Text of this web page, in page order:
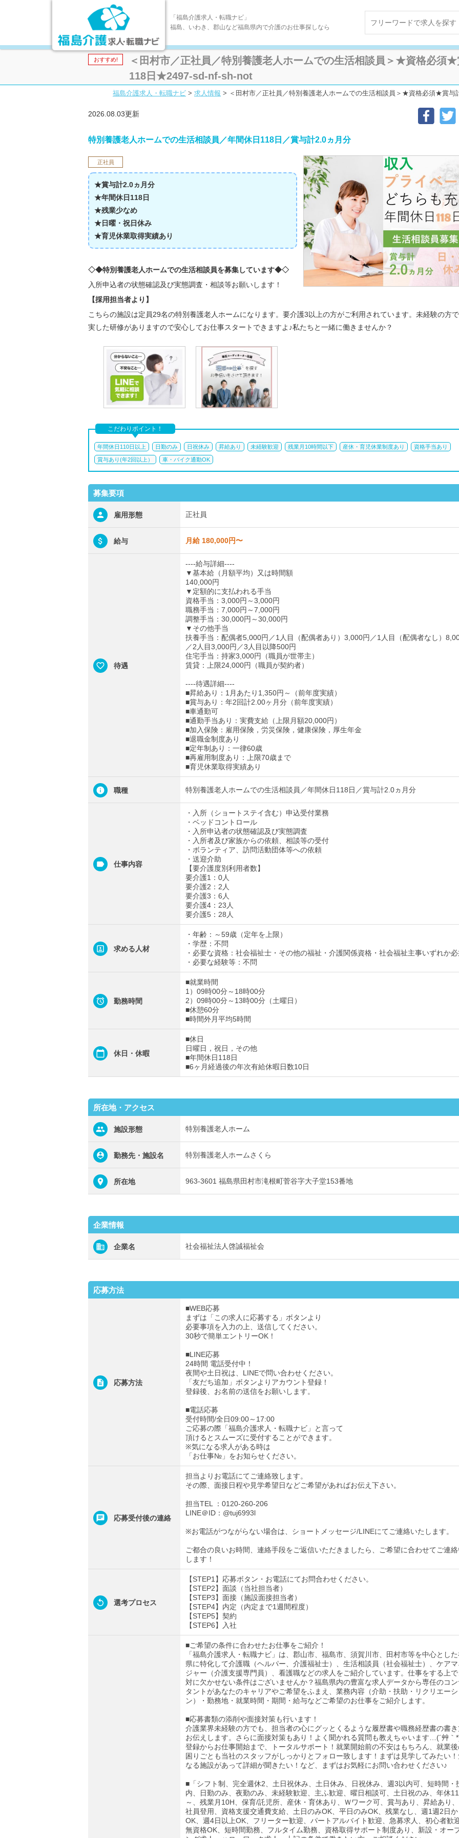
「福島介護求人・転職ナビ」
福島、いわき、郡山など福島県内で介護のお仕事探しなら
おすすめ!
＜田村市／正社員／特別養護老人ホームでの生活相談員＞★資格必須
118日★2497-sd-nf-sh-not
福島介護求人・転職ナビ > 求人情報 > ＜田村市／正社員／特別養護老人ホームでの生活相談員＞★資格必須★賞
2026.08.03更新
特別養護老人ホームでの生活相談員／年間休日118日／賞与計2.0ヵ月分
正社員
★賞与計2.0ヵ月分
★年間休日118日
★残業少なめ
★日曜・祝日休み
★育児休業取得実績あり
◇◆特別養護老人ホームでの生活相談員を募集しています◆◇
入所申込者の状態確認及び実態調査・相談等お願いします！
【採用担当者より】
こちらの施設は定員29名の特別養護老人ホームになります。要介護3以上の方がご利用されています。未経験の方
実した研修がありますので安心してお仕事スタートできますよ♪私たちと一緒に働きませんか？
こだわりポイント！
年間休日110日以上 日勤のみ 日祝休み 昇給あり 未経験歓迎 残業月10時間以下 産休・育児休業制度あり 資格手当あり
賞与あり(年2回以上） 車・バイク通勤OK
募集要項
雇用形態 正社員
給与 月給 180,000円〜
待遇
----給与詳細----
▼基本給（月額平均）又は時間額
140,000円
▼定額的に支払われる手当
資格手当：3,000円～3,000円
職務手当：7,000円～7,000円
調整手当：30,000円～30,000円
▼その他手当
扶養手当：配偶者5,000円／1人目（配偶者あり）3,000円／1人目（配偶者なし）
／2人目3,000円／3人目以降500円
住宅手当：持家3,000円（職員が世帯主）
賃貸：上限24,000円（職員が契約者）
----待遇詳細----
■昇給あり：1月あたり1,350円～（前年度実績）
■賞与あり：年2回計2.00ヶ月分（前年度実績）
■車通勤可
■通勤手当あり：実費支給（上限月額20,000円）
■加入保険：雇用保険，労災保険，健康保険，厚生年金
■退職金制度あり
■定年制あり：一律60歳
■再雇用制度あり：上限70歳まで
■育児休業取得実績あり
職種 特別養護老人ホームでの生活相談員／年間休日118日／賞与計2.0ヵ月分
仕事内容
・入所（ショートステイ含む）申込受付業務
・ベッドコントロール
・入所申込者の状態確認及び実態調査
・入所者及び家族からの依頼、相談等の受付
・ボランティア、訪問活動団体等への依頼
・送迎介助
【要介護度別利用者数】
要介護1：0人
要介護2：2人
要介護3：6人
要介護4：23人
要介護5：28人
求める人材
・年齢：～59歳（定年を上限）
・学歴：不問
・必要な資格：社会福祉士・その他の福祉・介護関係資格・社会福祉主事いずれか
・必要な経験等：不問
勤務時間
■就業時間
1）09時00分～18時00分
2）09時00分～13時00分（土曜日）
■休憩60分
■時間外月平均5時間
休日・休暇
■休日
日曜日，祝日，その他
■年間休日118日
■6ヶ月経過後の年次有給休暇日数10日
所在地・アクセス
施設形態 特別養護老人ホーム
勤務先・施設名 特別養護老人ホームさくら
所在地 963-3601 福島県田村市滝根町菅谷字大子堂153番地
企業情報
企業名 社会福祉法人啓誠福祉会
応募方法
応募方法
■WEB応募
まずは「この求人に応募する」ボタンより
必要事項を入力の上、送信してください。
30秒で簡単エントリーOK！
■LINE応募
24時間 電話受付中！
夜間や土日祝は、LINEで問い合わせください。
「友だち追加」ボタンよりアカウント登録！
登録後、お名前の送信をお願いします。
■電話応募
受付時間/全日09:00～17:00
ご応募の際「福島介護求人・転職ナビ」と言って
頂けるとスムーズに受付することができます。
※気になる求人がある時は
「お仕事№」をお知らせください。
応募受付後の連絡
担当よりお電話にてご連絡致します。
その際、面接日程や見学希望日などご希望があればお伝え下さい。
担当TEL ：0120-260-206
LINE＠ID：@tuj6993l
※お電話がつながらない場合は、ショートメッセージ/LINEにてご連絡いたします。
ご都合の良いお時間、連絡手段をご返信いただきましたら、ご希望に合わせてご連
します！
選考プロセス
【STEP1】応募ボタン・お電話にてお問合わせください。
【STEP2】面談（当社担当者）
【STEP3】面接（施設面接担当者）
【STEP4】内定（内定まで1週間程度）
【STEP5】契約
【STEP6】入社
■ご希望の条件に合わせたお仕事をご紹介！
「福島介護求人・転職ナビ」は、郡山市、福島市、須賀川市、田村市等を中心とし
県に特化して介護職（ヘルパー、介護福祉士）、生活相談員（社会福祉士）、ケア
ジャー（介護支援専門員）、看護職などの求人をご紹介しています。仕事をする上
対に欠かせない条件はございませんか？福島県内の豊富な求人データから専任のコ
タントがあなたのキャリアやご希望をふまえ、業務内容（介助・扶助・リクリエー
ン）・勤務地・就業時間・期間・給与などご希望のお仕事をご紹介します。
■応募書類の添削や面接対策も行います！
介護業界未経験の方でも、担当者の心にグッとくるような履歴書や職務経歴書の書
お伝えします。さらに面接対策もあり！よく聞かれる質問も教えちゃいます…(´艸｀
登録からお仕事開始まで、トータルサポート！就業開始前の不安はもちろん、就業
困りごとも当社のスタッフがしっかりとフォロー致します！まずは見学してみたい
なる施設があって詳細が聞きたい！など、まずはお気軽にお問い合わせください♪
■「シフト制、完全週休2、土日祝休み、土日休み、日祝休み、週3以内可、短時間・
内、日勤のみ、夜勤のみ、未経験歓迎、主ふ歓迎、曜日相談可、土日祝のみ、年休
～、残業月10H、保育/託児所、産休・育休あり、Ｗワーク可、賞与あり、昇給あり
社員登用、資格支援交通費支給、土日のみOK、平日のみOK、残業なし、週1週2日
OK、週4日以上OK、フリーター歓迎、パートアルバイト歓迎、急募求人、初心者歓
無資格OK、短時間勤務、フルタイム勤務、資格取得サポート制度あり、新設・オー